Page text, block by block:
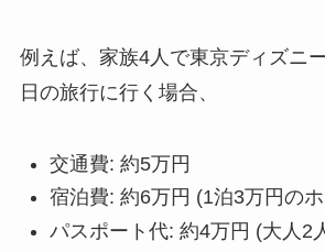
例えば、家族4人で東京ディズニ
日の旅行に行く場合、
交通費: 約5万円
宿泊費: 約6万円 (1泊3万円の
パスポート代: 約4万円 (大人2